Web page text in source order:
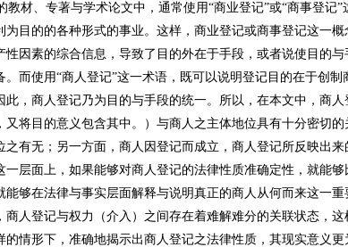
材、专著与学术论文中，通常使用“商业登记”或“商事登记”
为目的的各种形式的事业。这样，商业登记或商事登记这一
性因素的综合信息，导致了目的外在于手段，或者说使目的
。而使用“商人登记”这一术语，既可以说明登记目的在于创
此，商人登记乃为目的与手段的统一。所以，在本文中，商
又将目的意义包含其中。）与商人之主体地位具有十分密切
之有无；另一方面，商人因登记而成立，商人登记所反映出
一层面上，如果能够对商人登记的法律性质准确定性，就能够
能够在法律与事实层面解释与说明真正的商人从何而来这一
商人登记与权力（介入）之间存在着难解难分的关联状态，
的情形下，准确地揭示出商人登记之法律性质，其现实意义更